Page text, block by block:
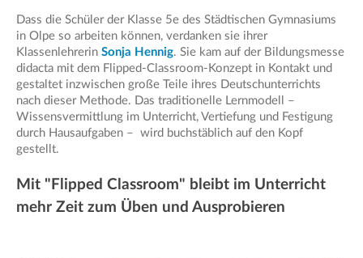
Dass die Schüler der Klasse 5e des Städtischen Gymnasiums
in Olpe so arbeiten können, verdanken sie ihrer
Klassenlehrerin Sonja Hennig. Sie kam auf der Bildungsmesse
didacta mit dem Flipped-Classroom-Konzept in Kontakt und
gestaltet inzwischen große Teile ihres Deutschunterrichts
nach dieser Methode. Das traditionelle Lernmodell –
Wissensvermittlung im Unterricht, Vertiefung und Festigung
durch Hausaufgaben – wird buchstäblich auf den Kopf
gestellt.
Mit "Flipped Classroom" bleibt im Unterricht
mehr Zeit zum Üben und Ausprobieren